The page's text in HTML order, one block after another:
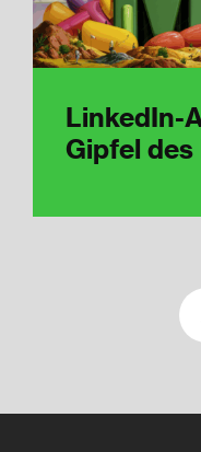
LinkedIn-
Gipfel